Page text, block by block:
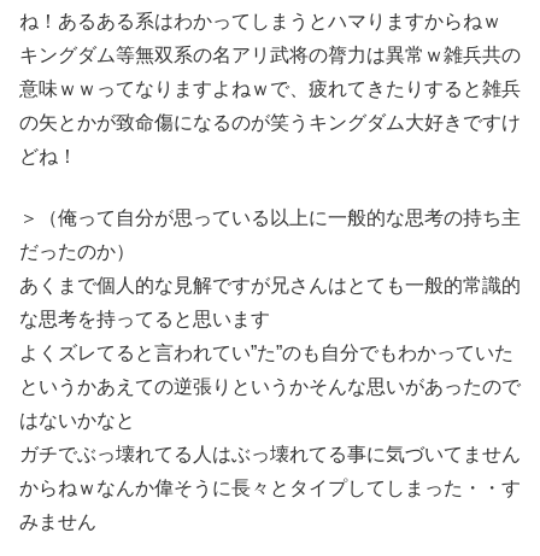
ね！あるある系はわかってしまうとハマりますからねｗ
キングダム等無双系の名アリ武将の膂力は異常ｗ雑兵共の
意味ｗｗってなりますよねｗで、疲れてきたりすると雑兵
の矢とかが致命傷になるのが笑うキングダム大好きですけ
どね！
＞（俺って自分が思っている以上に一般的な思考の持ち主
だったのか）
あくまで個人的な見解ですが兄さんはとても一般的常識的
な思考を持ってると思います
よくズレてると言われてい”た”のも自分でもわかっていた
というかあえての逆張りというかそんな思いがあったので
はないかなと
ガチでぶっ壊れてる人はぶっ壊れてる事に気づいてません
からねｗなんか偉そうに長々とタイプしてしまった・・す
みません